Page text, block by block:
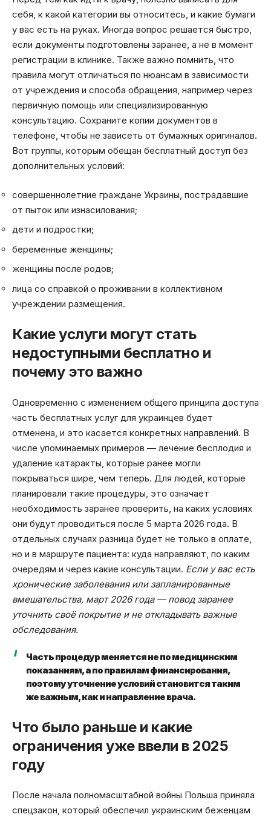
себя, к какой категории вы относитесь, и какие бумаги
у вас есть на руках. Иногда вопрос решается быстро,
если документы подготовлены заранее, а не в момент
регистрации в клинике. Также важно помнить, что
правила могут отличаться по нюансам в зависимости
от учреждения и способа обращения, например через
первичную помощь или специализированную
консультацию. Сохраните копии документов в
телефоне, чтобы не зависеть от бумажных оригиналов.
Вот группы, которым обещан бесплатный доступ без
дополнительных условий:
совершеннолетние граждане Украины, пострадавшие
от пыток или изнасилования;
дети и подростки;
беременные женщины;
женщины после родов;
лица со справкой о проживании в коллективном
учреждении размещения.
Какие услуги могут стать
недоступными бесплатно и
почему это важно
Одновременно с изменением общего принципа доступа
часть бесплатных услуг для украинцев будет
отменена, и это касается конкретных направлений. В
числе упоминаемых примеров — лечение бесплодия и
удаление катаракты, которые ранее могли
покрываться шире, чем теперь. Для людей, которые
планировали такие процедуры, это означает
необходимость заранее проверить, на каких условиях
они будут проводиться после 5 марта 2026 года. В
отдельных случаях разница будет не только в оплате,
но и в маршруте пациента: куда направляют, по каким
очередям и через какие консультации. Если у вас есть
хронические заболевания или запланированные
вмешательства, март 2026 года — повод заранее
уточнить своё покрытие и не откладывать важные
обследования.
Часть процедур меняется не по медицинским
показаниям, а по правилам финансирования,
поэтому уточнение условий становится таким
же важным, как и направление врача.
Что было раньше и какие
ограничения уже ввели в 2025
году
После начала полномасштабной войны Польша приняла
спецзакон, который обеспечил украинским беженцам